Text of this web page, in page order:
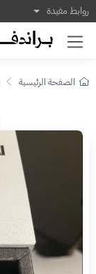
روابط مفيدة
الصفحة الرئيسية